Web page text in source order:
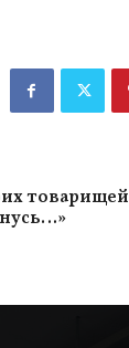
товарищей